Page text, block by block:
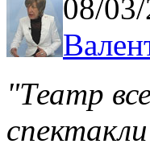
08/
"Театр